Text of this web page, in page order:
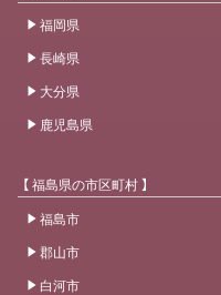
福岡県
長崎県
大分県
鹿児島県
【 福島県の市区町村 】
福島市
郡山市
白河市